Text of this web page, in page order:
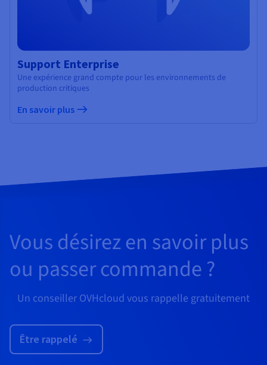
Support Enterprise
Une expérience grand compte pour les environnements de
production critiques
En savoir plus
Vous désirez en savoir plus
ou passer commande ?
Un conseiller OVHcloud vous rappelle gratuitement
Être rappelé